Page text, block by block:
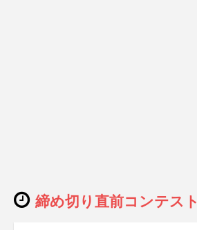
締め切り直前コンテスト